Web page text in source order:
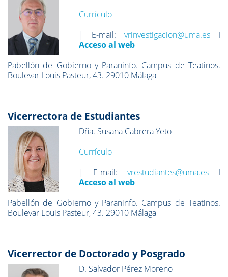
Currículo
| E-mail: vrinvestigacion@uma.es I
Acceso al web
Pabellón de Gobierno y Paraninfo. Campus de Teatinos.
Boulevar Louis Pasteur, 43. 29010 Málaga
Vicerrectora de Estudiantes
Dña. Susana Cabrera Yeto
Currículo
| E-mail: vrestudiantes@uma.es I
Acceso al web
Pabellón de Gobierno y Paraninfo. Campus de Teatinos.
Boulevar Louis Pasteur, 43. 29010 Málaga
Vicerrector de Doctorado y Posgrado
D. Salvador Pérez Moreno